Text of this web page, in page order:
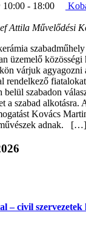
10:00 - 18:00
Attila Művelődési
üzemelő közösségi
várjuk agyagozni
rendelkező
belül szabadon
a szabad alkotásra.
Kovács
adnak. […]
– civil szervezetek